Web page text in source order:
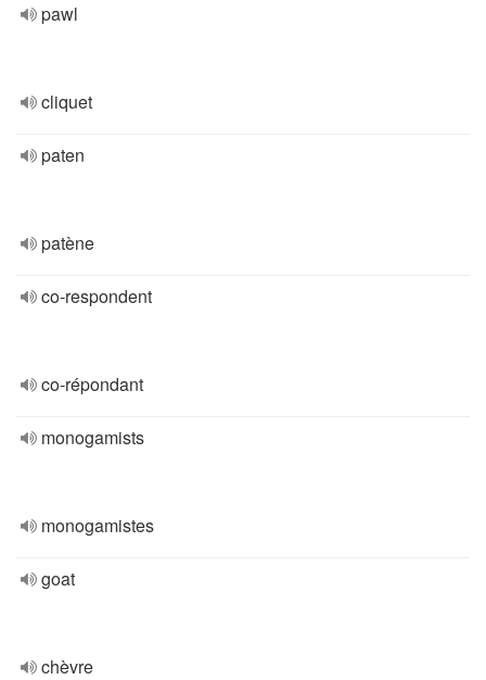
pawl
cliquet
paten
patène
co-respondent
co-répondant
monogamists
monogamistes
goat
chèvre